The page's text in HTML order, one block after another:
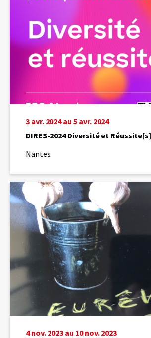
DIRES-2024 Diversité et Réussite[s]
3 avr. 2024 au 5 avr. 2024
Nantes
4 nov. 2023 au 10 nov. 2023
Résidence
pédagogique